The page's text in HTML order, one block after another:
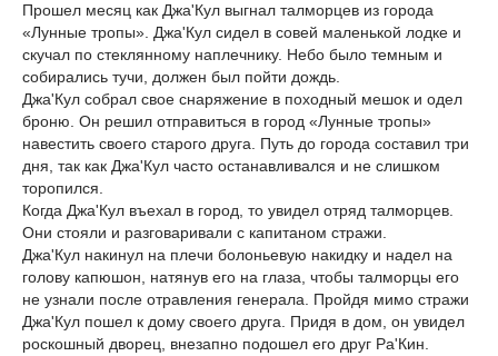
Прошел месяц как Джа'Кул выгнал талморцев из города
«Лунные тропы». Джа'Кул сидел в совей маленькой лодке и
скучал по стеклянному наплечнику. Небо было темным и
собирались тучи, должен был пойти дождь.
Джа'Кул собрал свое снаряжение в походный мешок и одел
броню. Он решил отправиться в город «Лунные тропы»
навестить своего старого друга. Путь до города составил три
дня, так как Джа'Кул часто останавливался и не слишком
торопился.
Когда Джа'Кул въехал в город, то увидел отряд талморцев.
Они стояли и разговаривали с капитаном стражи.
Джа'Кул накинул на плечи болоньевую накидку и надел на
голову капюшон, натянув его на глаза, чтобы талморцы его
не узнали после отравления генерала. Пройдя мимо стражи
Джа'Кул пошел к дому своего друга. Придя в дом, он увидел
роскошный дворец, внезапно подошел его друг Ра'Кин.